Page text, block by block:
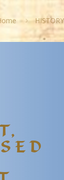
HISTORY